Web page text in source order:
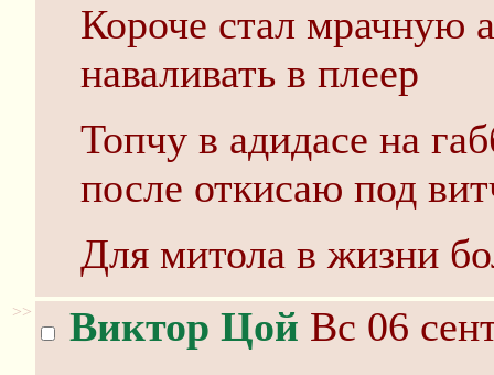
Короче стал мрачную
наваливать в плеер
Топчу в адидасе на
после откисаю под
Для митола в жизни
>> Виктор Цой Вс 06